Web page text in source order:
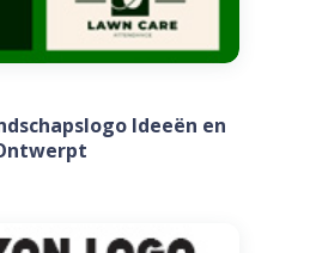
Ideeën en